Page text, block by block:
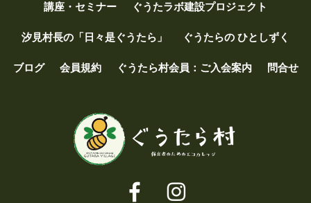
講座・セミナー ぐうたラボ建設プロジェクト
汐見村長の「日々是ぐうたら」 ぐうたらの ひとしずく
ブログ 会員規約 ぐうたら村会員：ご入会案内 問合せ